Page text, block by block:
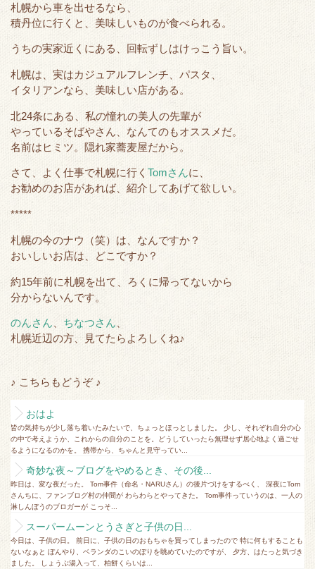
札幌から車を出せるなら、
積丹位に行くと、美味しいものが食べられる。
うちの実家近くにある、回転ずしはけっこう旨い。
札幌は、実はカジュアルフレンチ、パスタ、
イタリアンなら、美味しい店がある。
北24条にある、私の憧れの美人の先輩が
やっているそばやさん、なんてのもオススメだ。
名前はヒミツ。隠れ家蕎麦屋だから。
さて、よく仕事で札幌に行く Tomさんに、
お勧めのお店があれば、紹介してあげて欲しい。
*****
札幌の今のナウ（笑）は、なんですか？
おいしいお店は、どこですか？
約15年前に札幌を出て、ろくに帰ってないから
分からないんです。
のんさん、 ちなつさん、
札幌近辺の方、見てたらよろしくね♪
♪ こちらもどうぞ ♪
おはよ
皆の気持ちが少し落ち着いたみたいで、ちょっとほっとしました。 少し、それぞれ自分の心
の中で考えようか、これからの自分のことを。どうしていったら無理せず居心地よく過ごせ
るようになるのかを。 携帯から、ちゃんと見守ってい...
奇妙な夜～ブログをやめるとき、その後...
昨日は、変な夜だった。 Tom事件（命名・NARUさん）の後片づけをするべく、 深夜にTom
さんちに、ファンブログ村の仲間が わらわらとやってきた。 Tom事件っていうのは、一人の
淋しんぼうのブロガーが こっそ...
スーパームーンとうさぎと子供の日...
今日は、子供の日。 前日に、子供の日のおもちゃを買ってしまったので 特に何もすることも
ないなぁと ぼんやり、ベランダのこいのぼりを眺めていたのですが、 夕方、はたっと気づき
ました。 しょうぶ湯入って、柏餅くらいは...